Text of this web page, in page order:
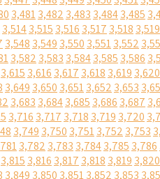
3,4813,482 3,483 3,4843,485
3,5143,515 3,516 3,517 3,518 3,519
3,548 3,549 3,550 3,5513,552
3,582 3,583 3,5843,585 3,586
3,615 3,616 3,617 3,618 3,619 3,620
3,649 3,650 3,6513,652 3,653
3,683 3,6843,685 3,686 3,687
3,716 3,717 3,718 3,719 3,720
3,749 3,750 3,7513,752 3,753
3,782 3,783 3,7843,785 3,786
3,815 3,816 3,817 3,818 3,819 3,820
3,849 3,850 3,8513,852 3,853